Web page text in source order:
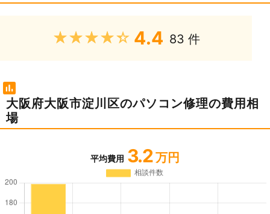
★★★★★ 4.4 83 件
大阪府大阪市淀川区のパソコン修理の費用相
場
平均費用 3.2 万円